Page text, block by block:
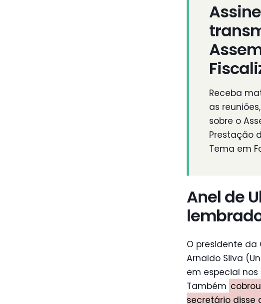
Receba
as
sobre o
Prestação
Tema em
Anel de
O presidente da
Arnaldo Silva
em especial
Também
secretário disse